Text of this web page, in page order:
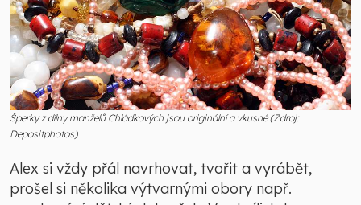
Šperky z dílny manželů Chládkových jsou originální a vkusné (Zdroj:
Depositphotos)
Alex si vždy přál navrhovat, tvořit a vyrábět,
prošel si několika výtvarnými obory např.